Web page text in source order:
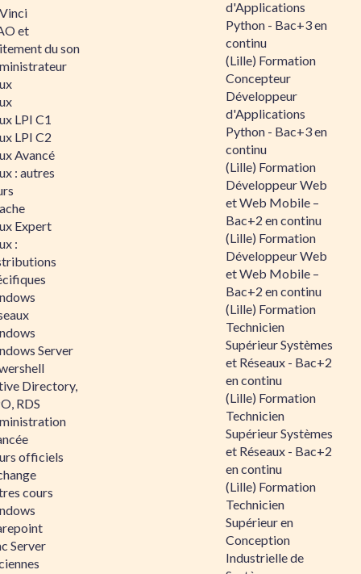
et
du son
LPI C1
LPI C2
Avancé
: autres
Expert
:
Server
Directory,
RDS
officiels
cours
Server
d'Applications
Python - Bac+3 en
continu
(Lille) Formation
Concepteur
Développeur
d'Applications
Python - Bac+3 en
continu
(Lille) Formation
Développeur Web
et Web Mobile –
Bac+2 en continu
(Lille) Formation
Développeur Web
et Web Mobile –
Bac+2 en continu
(Lille) Formation
Technicien
Supérieur Systèmes
et Réseaux - Bac+2
en continu
(Lille) Formation
Technicien
Supérieur Systèmes
et Réseaux - Bac+2
en continu
(Lille) Formation
Technicien
Supérieur en
Conception
Industrielle de